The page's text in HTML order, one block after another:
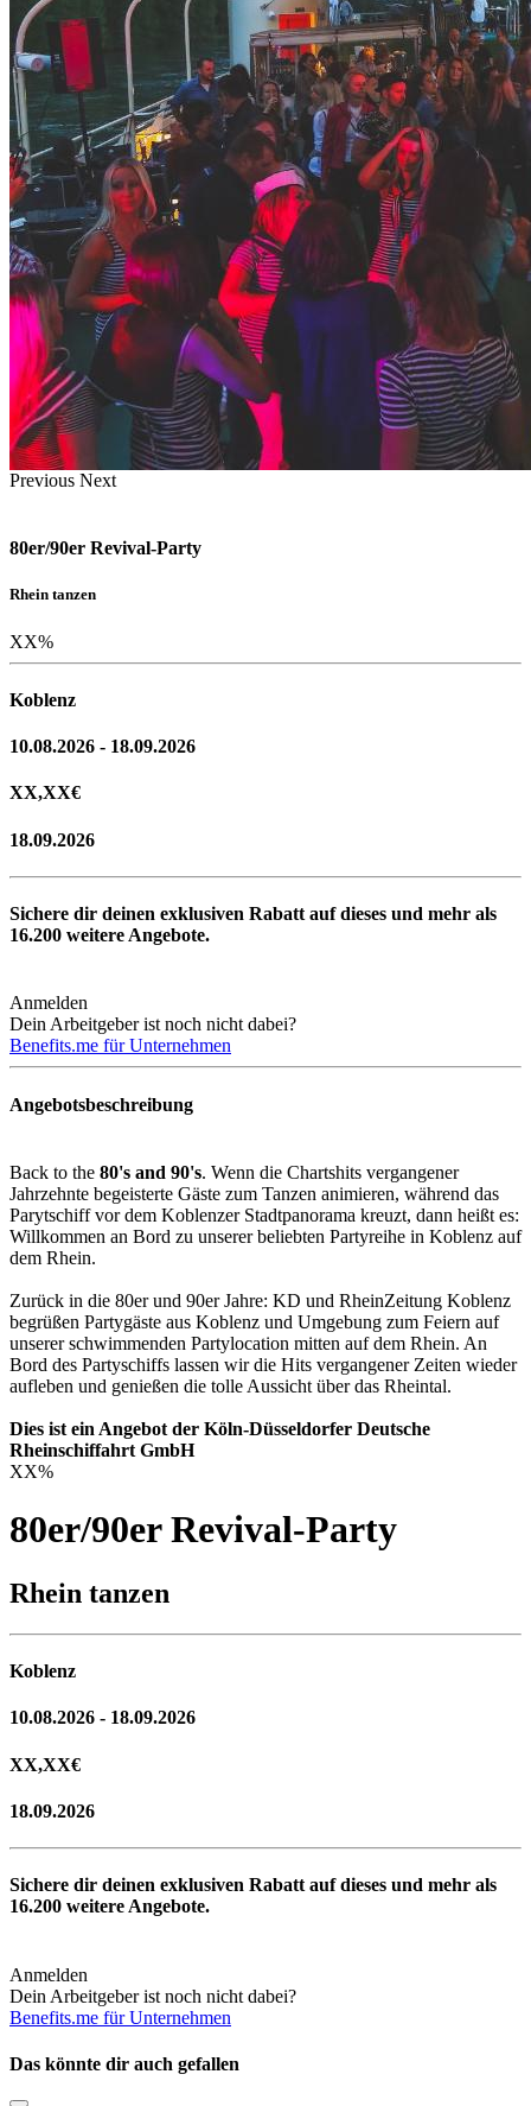
Previous Next
80er/90er Revival-Party
Rhein tanzen
XX%
Koblenz
10.08.2026 - 18.09.2026
XX,XX€
18.09.2026
Sichere dir deinen exklusiven Rabatt auf dieses und mehr als
16.200 weitere Angebote.
Anmelden
Dein Arbeitgeber ist noch nicht dabei?
Benefits.me für Unternehmen
Angebotsbeschreibung
Back to the 80's and 90's. Wenn die Chartshits vergangener
Jahrzehnte begeisterte Gäste zum Tanzen animieren, während das
Parytschiff vor dem Koblenzer Stadtpanorama kreuzt, dann heißt es:
Willkommen an Bord zu unserer beliebten Partyreihe in Koblenz auf
dem Rhein.
Zurück in die 80er und 90er Jahre: KD und RheinZeitung Koblenz
begrüßen Partygäste aus Koblenz und Umgebung zum Feiern auf
unserer schwimmenden Partylocation mitten auf dem Rhein. An
Bord des Partyschiffs lassen wir die Hits vergangener Zeiten wieder
aufleben und genießen die tolle Aussicht über das Rheintal.
Dies ist ein Angebot der Köln-Düsseldorfer Deutsche
Rheinschiffahrt GmbH
XX%
80er/90er Revival-Party
Rhein tanzen
Koblenz
10.08.2026 - 18.09.2026
XX,XX€
18.09.2026
Sichere dir deinen exklusiven Rabatt auf dieses und mehr als
16.200 weitere Angebote.
Anmelden
Dein Arbeitgeber ist noch nicht dabei?
Benefits.me für Unternehmen
Das könnte dir auch gefallen